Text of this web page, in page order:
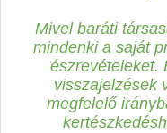
Mivel baráti
mindenki a saját
észrevételeket.
visszajelzések
megfelelő